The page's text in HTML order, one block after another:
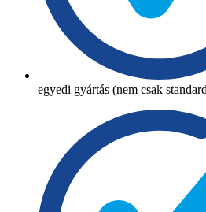
egyedi gyártás (nem csak